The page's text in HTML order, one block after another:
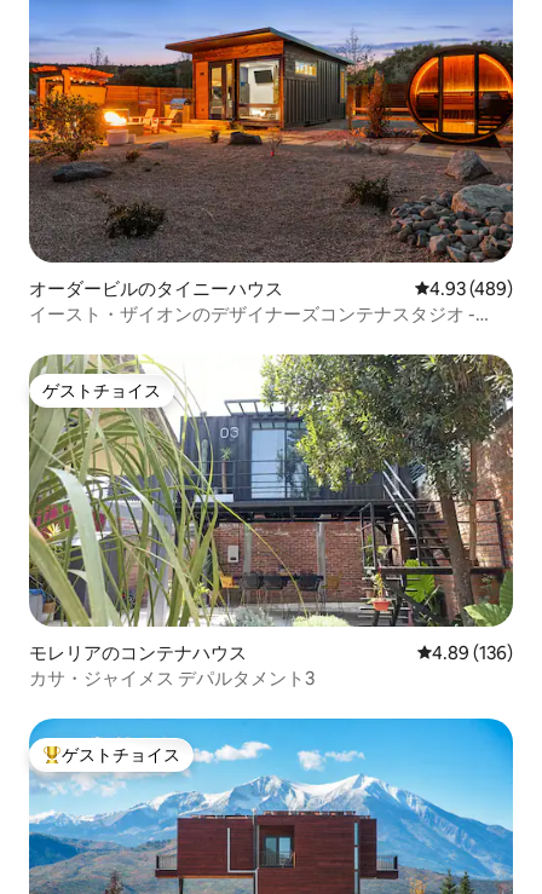
オーダービルのタイニーハウス レビュー489
4.93 (489)
イースト・ザイオンのデザイナーズコンテナスタジオ -
ゲストチョイス
ゲストチョイス
モレリアのコンテナハウス レビュー136
4.89 (136)
カサ・ジャイメス デパルタメント3
大好評のゲストチョイスです。
ゲストチョイス